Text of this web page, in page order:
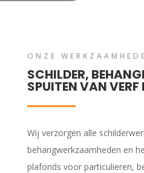
ONZE
SCHILDER,
SPUITEN VAN VERF
Wij verzorgen alle
behangwerkzaamheden en
plafonds voor particulieren,